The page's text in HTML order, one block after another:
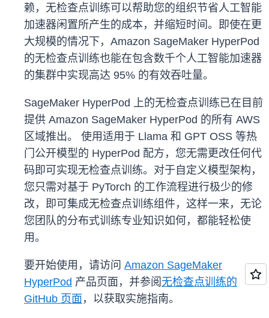
赖，无检查点训练可以帮助您的组织节省人工智能
加速器闲置所产生的成本，并缩短时间。即使在更
大规模的情况下，Amazon SageMaker HyperPod
的无检查点训练也能在包含数千个人工智能加速器
的集群中实现高达 95% 的有效吞吐量。
SageMaker HyperPod 上的无检查点训练已在目前
提供 Amazon SageMaker HyperPod 的所有 AWS
区域推出。 使用适用于 Llama 和 GPT OSS 等热
门公开模型的 HyperPod 配方，您无需更改任何代
码即可实现无检查点训练。对于自定义模型架构，
您只需对基于 PyTorch 的工作流程进行极少的修
改，即可集成无检查点训练组件，这样一来，无论
您团队的分布式训练专业知识如何，都能轻松使
用。
要开始使用，请访问 Amazon SageMaker
HyperPod 产品页面，并参阅 无检查点训练的
GitHub 页面 ，以获取实施指南。